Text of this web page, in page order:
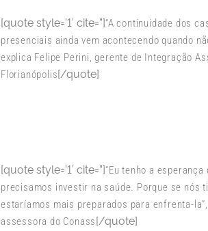
[quote style=’1′ cite=”]“A continuidade dos
presenciais ainda vem acontecendo quando
explica Felipe Perini, gerente de Integração
Florianópolis[/quote]
[quote style=’1′ cite=”]“Eu tenho a
precisamos investir na saúde. Porque se nós
estaríamos mais preparados para enfrenta-
assessora do Conass[/quote]